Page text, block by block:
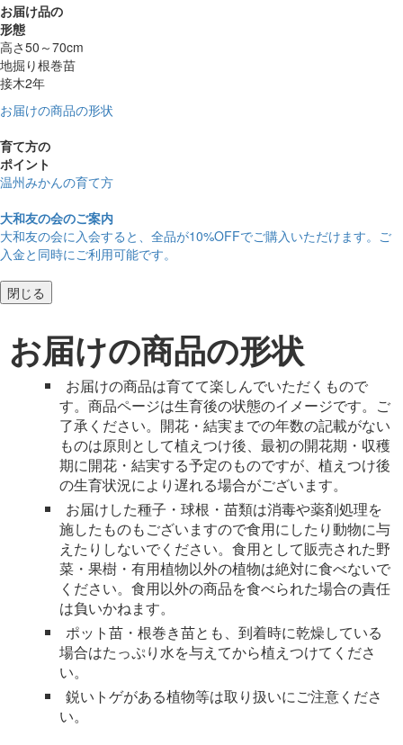
お届け品の
形態
高さ50～70cm
地掘り根巻苗
接木2年
お届けの商品の形状
育て方の
ポイント
温州みかんの育て方
大和友の会のご案内
大和友の会に入会すると、 全品が10%OFFでご購入いただけます。ご
入金と同時にご利用可能です。
閉じる
お届けの商品の形状
お届けの商品は育てて楽しんでいただくもので
す。商品ページは生育後の状態のイメージです。ご
了承ください。開花・結実までの年数の記載がない
ものは原則として植えつけ後、最初の開花期・収穫
期に開花・結実する予定のものですが、植えつけ後
の生育状況により遅れる場合がございます。
お届けした種子・球根・苗類は消毒や薬剤処理を
施したものもございますので食用にしたり動物に与
えたりしないでください。食用として販売された野
菜・果樹・有用植物以外の植物は絶対に食べないで
ください。食用以外の商品を食べられた場合の責任
は負いかねます。
ポット苗・根巻き苗とも、到着時に乾燥している
場合はたっぷり水を与えてから植えつけてくださ
い。
鋭いトゲがある植物等は取り扱いにご注意くださ
い。